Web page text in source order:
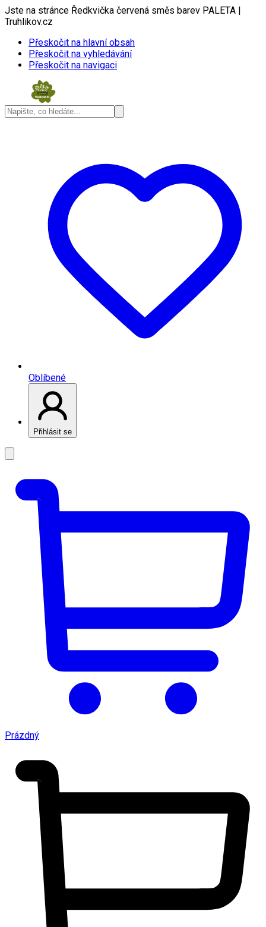
Jste na stránce Ředkvička červená směs barev PALETA |
Truhlikov.cz
Přeskočit na hlavní obsah
Přeskočit na vyhledávání
Přeskočit na navigaci
Oblíbené
Přihlásit se
Prázdný